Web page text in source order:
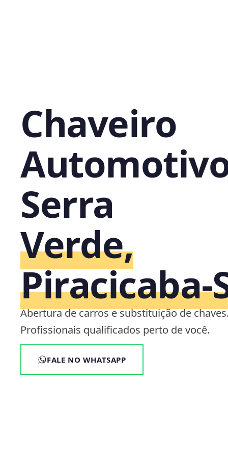
Chaveiro
Serra
Verde,
Abertura de carros e substituição de
Profissionais qualificados perto de você.
FALE NO WHATSAPP